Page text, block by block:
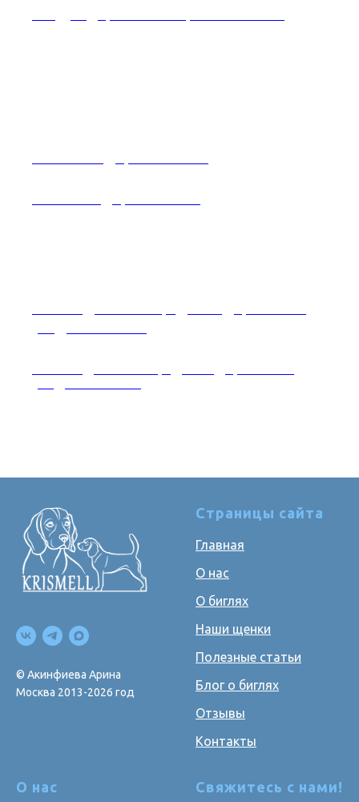
© Акинфиева Арина
Москва 2013-2026 год
Страницы сайта
Главная
О нас
О биглях
Наши щенки
Полезные статьи
Блог о биглях
Отзывы
Контакты
О нас Свяжитесь с нами!